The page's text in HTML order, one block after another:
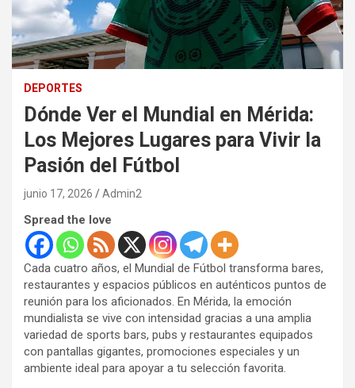
DEPORTES
Dónde Ver el Mundial en Mérida:
Los Mejores Lugares para Vivir la
Pasión del Fútbol
junio 17, 2026 Admin2
Spread the love
Cada cuatro años, el Mundial de Fútbol transforma bares,
restaurantes y espacios públicos en auténticos puntos de
reunión para los aficionados. En Mérida, la emoción
mundialista se vive con intensidad gracias a una amplia
variedad de sports bars, pubs y restaurantes equipados
con pantallas gigantes, promociones especiales y un
ambiente ideal para apoyar a tu selección favorita.